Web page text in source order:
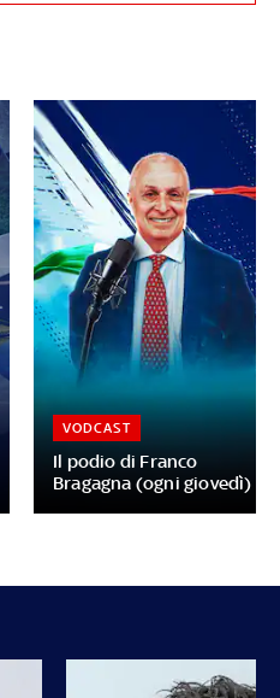
VODCAST
Il podio di Franco
Bragagna (ogni giovedì)